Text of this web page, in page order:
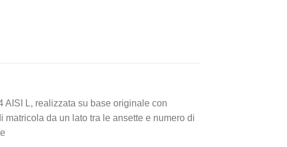
AISI L, realizzata su base originale con
da un lato tra le ansette e numero di